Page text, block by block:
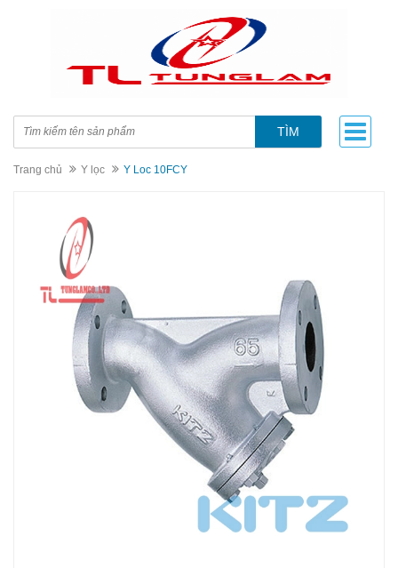
TÌM
Trang chủ Y lọc Y Loc 10FCY